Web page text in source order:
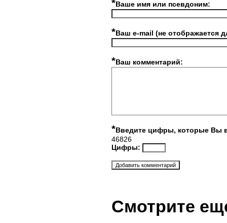
*Ваше имя или псевдоним:
*Ваш e-mail (не отображается
*Ваш комментарий:
*Введите цифры, которые Вы
46826
Цифры:
Смотрите